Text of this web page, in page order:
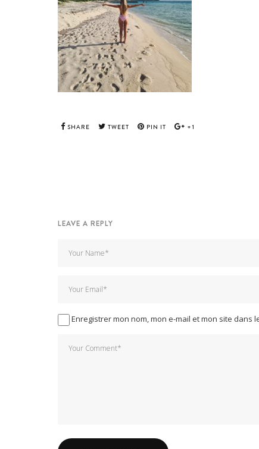
SHARE TWEET PIN IT +1
LEAVE A REPLY
Enregistrer mon nom, mon e-mail et mon site